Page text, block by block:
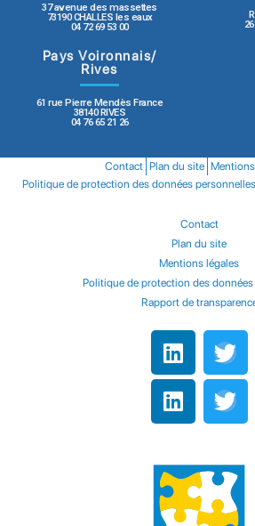
37 avenue des massettes
73190 CHALLES les eaux
04 72 69 53 00
Pays Voironnais/
Rives
61 rue Pierre Mendès France
38140 RIVES
04 76 65 21 26
Contact Plan du site
Politique de protection des données personnelles
Contact
Plan du site
Mentions légales
Politique de protection des
Rapport de